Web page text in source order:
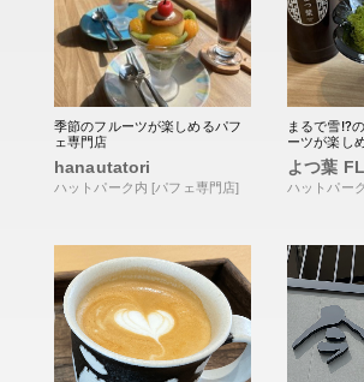
季節のフルーツが楽しめるパフ
ェ専門店
hanautatori
ハットパーク内 [パフェ専門店]
まるで雪!?
ーツが楽し
よつ葉
ハットパー